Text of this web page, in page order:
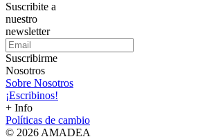
Suscribite a
nuestro
newsletter
Suscribirme
Nosotros
Sobre Nosotros
¡Escribinos!
+ Info
Políticas de cambio
© 2026 AMADEA